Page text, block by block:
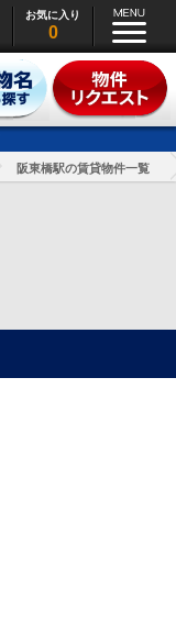
お気に入り
0
阪東橋駅の賃貸物件一覧